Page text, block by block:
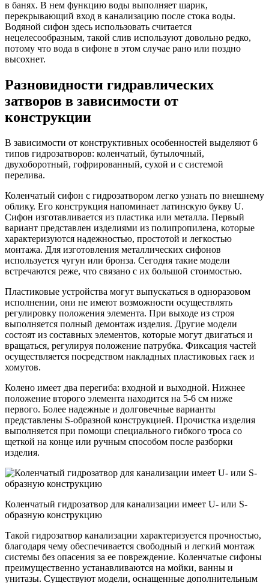
в банях. В нем функцию воды выполняет шарик,
перекрывающий вход в канализацию после стока воды.
Водяной сифон здесь использовать считается
нецелесообразным, такой слив используют довольно редко,
потому что вода в сифоне в этом случае рано или поздно
высохнет.
Разновидности гидравлических
затворов в зависимости от
конструкции
В зависимости от конструктивных особенностей выделяют 6
типов гидрозатворов: коленчатый, бутылочный,
двухоборотный, гофрированный, сухой и с системой
перелива.
Коленчатый сифон с гидрозатвором легко узнать по внешнему
облику. Его конструкция напоминает латинскую букву U.
Сифон изготавливается из пластика или металла. Первый
вариант представлен изделиями из полипропилена, которые
характеризуются надежностью, простотой и легкостью
монтажа. Для изготовления металлических сифонов
используется чугун или бронза. Сегодня такие модели
встречаются реже, что связано с их большой стоимостью.
Пластиковые устройства могут выпускаться в одноразовом
исполнении, они не имеют возможности осуществлять
регулировку положения элемента. При выходе из строя
выполняется полный демонтаж изделия. Другие модели
состоят из составных элементов, которые могут двигаться и
вращаться, регулируя положение патрубка. Фиксация частей
осуществляется посредством накладных пластиковых гаек и
хомутов.
Колено имеет два перегиба: входной и выходной. Нижнее
положение второго элемента находится на 5-6 см ниже
первого. Более надежные и долговечные варианты
представлены S-образной конструкцией. Прочистка изделия
выполняется при помощи специального гибкого троса со
щеткой на конце или ручным способом после разборки
изделия.
Коленчатый гидрозатвор для канализации имеет U- или S-
образную конструкцию
Такой гидрозатвор канализации характеризуется прочностью,
благодаря чему обеспечивается свободный и легкий монтаж
системы без опасения за ее повреждение. Коленчатые сифоны
преимущественно устанавливаются на мойки, ванны и
унитазы. Существуют модели, оснащенные дополнительным